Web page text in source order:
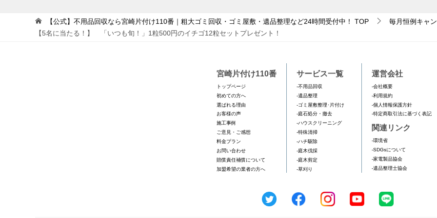
【公式】不用品回収なら宮崎片付け110番｜粗大ゴミ回収・ゴミ屋敷・遺品整理など24時間受付中！ TOP
毎月恒例キャ
【5名に当たる！】 「いつも旬！」1粒500円のイチゴ12粒セットプレゼント！
宮崎片付け110番
トップページ
初めての方へ
選ばれる理由
お客様の声
施工事例
ご意見・ご感想
料金プラン
お問い合わせ
賠償責任補償について
加盟希望の業者の方へ
サービス一覧
-不用品回収
-遺品整理
-ゴミ屋敷整理･片付け
-庭石処分・撤去
-ハウスクリーニング
-特殊清掃
-ハチ駆除
-庭木伐採
-庭木剪定
-草刈り
運営会社
-会社概要
-利用規約
-個人情報保護方針
-特定商取引法に基づく表記
関連リンク
-環境省
-SDGsについて
-家電製品協会
-遺品整理士協会